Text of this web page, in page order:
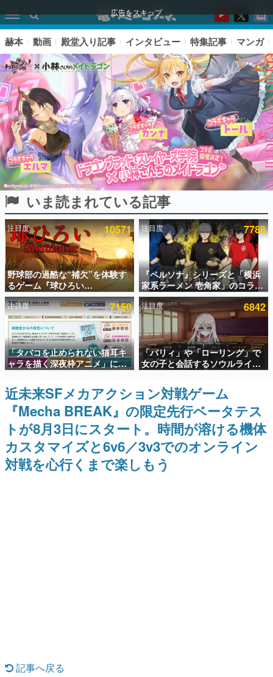
広告をスキップ
ピックアップ
電ファミのいま読まれている記事ランキング
アプリセール情報
インタビュー
連載・特集一覧
殿堂入り記事
SNS拡散数が数千以上！ ページビュー数万以上！ などな
ど。多くの人々に読まれた、電ファミ渾身の“殿堂入り”記
事をまとめました。
ゲームの企画書
名作ゲームクリエイターの方々に製作時のエピソードをお
聞きし、ヒットする企画（ゲーム）とは何か？を探ってい
赫本
この物語を解いてはいけない。『赫本』は、〈試験問題〉
の形をした短編ホラー小説集です。
赫本 動画 殿堂入り記事 インタビュー 特集記事 マンガ
いま読まれている記事
注目度 10571
野球部の過酷な“補欠”を体験す
るゲーム『球ひろい
Simulator』が「1件」のウィッ
シュリストをもとにチェコ語に
対応しSNSで話題に。『キング
ダム・カム』開発元やチェコの
プロ野球選手から称賛の声
注目度 7788
『ペルソナ』シリーズと「横浜
家系ラーメン 壱角家」のコラボ
が8月21日から開催。”はがく
れ”風とんこつラーメンや、おい
しく食べられるカレーラーメン
がラインナップ
注目度 7150
「タバコを止められない猫耳キ
ャラを描く深夜枠アニメ」に視
聴者の一部から批判意見。違法
薬物の使用と思しき描写も含め
て、BPOが議論を交わす
注目度 6842
「パリィ」や「ローリング」で
女の子と会話するソウルライク
恋愛ゲーム『小早川さんはソウ
ルライク』無料公開。返事に失
敗すると「YOU DIED」
近未来SFメカアクション対戦ゲーム
『Mecha BREAK』の限定先行ベータテス
トが8月3日にスタート。時間が溶ける機体
カスタマイズと6v6／3v3でのオンライン
対戦を心行くまで楽しもう
記事へ戻る